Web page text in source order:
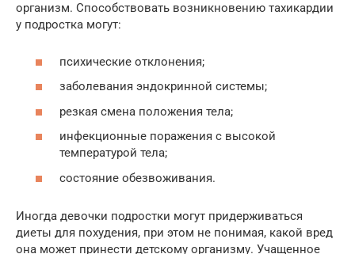
организм. Способствовать возникновению тахикардии
у подростка могут:
психические отклонения;
заболевания эндокринной системы;
резкая смена положения тела;
инфекционные поражения с высокой
температурой тела;
состояние обезвоживания.
Иногда девочки подростки могут придерживаться
диеты для похудения, при этом не понимая, какой вред
она может принести детскому организму. Учащенное